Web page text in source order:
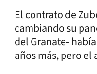
El contrato de
cambiando su
del Granate-
años más, pero